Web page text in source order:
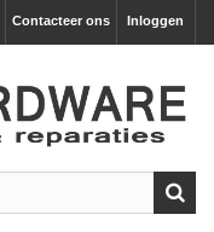
Inloggen
Contacteer ons